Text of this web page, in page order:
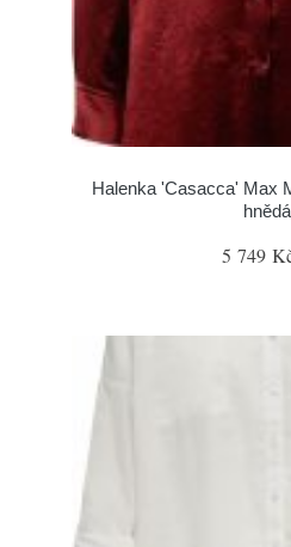
Halenka 'Casacca' Max
hnědá
5 749